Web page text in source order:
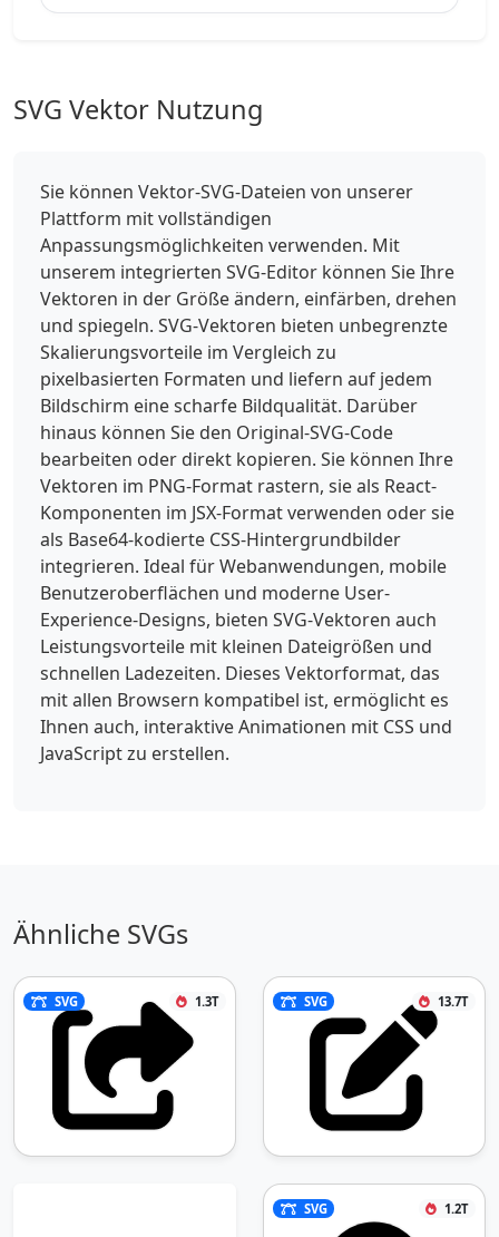
SVG Vektor Nutzung
Sie können Vektor-SVG-Dateien von unserer
Plattform mit vollständigen
Anpassungsmöglichkeiten verwenden. Mit
unserem integrierten SVG-Editor können Sie Ihre
Vektoren in der Größe ändern, einfärben, drehen
und spiegeln. SVG-Vektoren bieten unbegrenzte
Skalierungsvorteile im Vergleich zu
pixelbasierten Formaten und liefern auf jedem
Bildschirm eine scharfe Bildqualität. Darüber
hinaus können Sie den Original-SVG-Code
bearbeiten oder direkt kopieren. Sie können Ihre
Vektoren im PNG-Format rastern, sie als React-
Komponenten im JSX-Format verwenden oder sie
als Base64-kodierte CSS-Hintergrundbilder
integrieren. Ideal für Webanwendungen, mobile
Benutzeroberflächen und moderne User-
Experience-Designs, bieten SVG-Vektoren auch
Leistungsvorteile mit kleinen Dateigrößen und
schnellen Ladezeiten. Dieses Vektorformat, das
mit allen Browsern kompatibel ist, ermöglicht es
Ihnen auch, interaktive Animationen mit CSS und
JavaScript zu erstellen.
Ähnliche SVGs
SVG 1.3T SVG 13.7T
SVG 1.2T